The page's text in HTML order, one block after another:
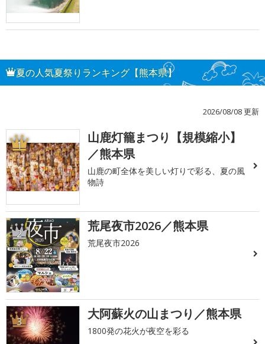
夏の人気夏祭りランキング【熊本県】
2026/08/08 更新
1
山鹿灯籠まつり【規模縮小】
／熊本県
山鹿の町全体を美しい灯りで彩る、夏の風
物詩
2 荒尾夜市2026／熊本県
荒尾夜市2026
3 大阿蘇火の山まつり／熊本県
1800発の花火が夜空を彩る